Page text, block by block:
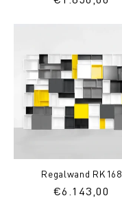
Regalwand RK168
Normaler
€6.143,00